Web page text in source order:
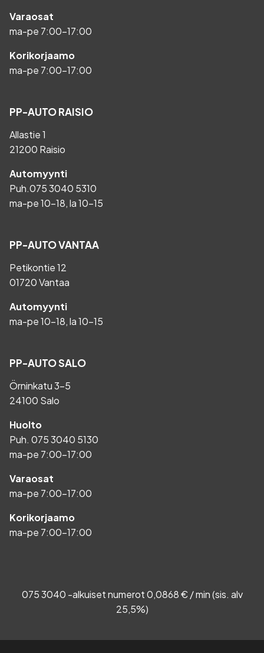
Varaosat
ma-pe 7:00-17:00
Korikorjaamo
ma-pe 7:00-17:00
PP-AUTO RAISIO
Allastie 1
21200 Raisio
Automyynti
Puh.075 3040 5310
ma-pe 10-18, la 10-15
PP-AUTO VANTAA
Petikontie 12
01720 Vantaa
Automyynti
ma-pe 10-18, la 10-15
PP-AUTO SALO
Örninkatu 3-5
24100 Salo
Huolto
Puh. 075 3040 5130
ma-pe 7:00-17:00
Varaosat
ma-pe 7:00-17:00
Korikorjaamo
ma-pe 7:00-17:00
075 3040 -alkuiset numerot 0,0868 € / min (sis. alv
25,5%)